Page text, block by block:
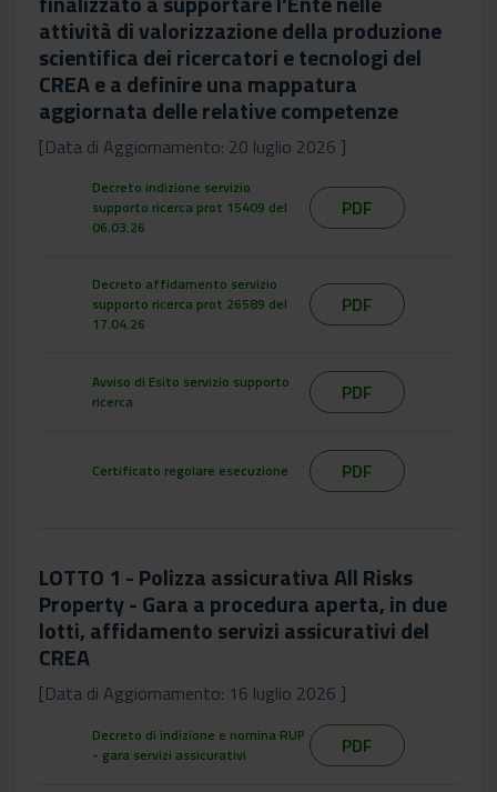
attività di valorizzazione della produzione
scientifica dei ricercatori e tecnologi del
CREA e a definire una mappatura
aggiornata delle relative competenze
[Data di Aggiornamento: 20 luglio 2026 ]
Decreto indizione servizio
supporto ricerca prot 15409 del
06.03.26
PDF
Decreto affidamento servizio
supporto ricerca prot 26589 del
17.04.26
PDF
Avviso di Esito servizio supporto
ricerca
PDF
Certificato regolare esecuzione PDF
LOTTO 1 - Polizza assicurativa All Risks
Property - Gara a procedura aperta, in due
lotti, affidamento servizi assicurativi del
CREA
[Data di Aggiornamento: 16 luglio 2026 ]
Decreto di indizione e nomina RUP
- gara servizi assicurativi
PDF